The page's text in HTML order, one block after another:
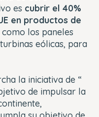
es cubrir el 40%
en productos de
como los paneles
eólicas, para
la iniciativa de “
de impulsar la